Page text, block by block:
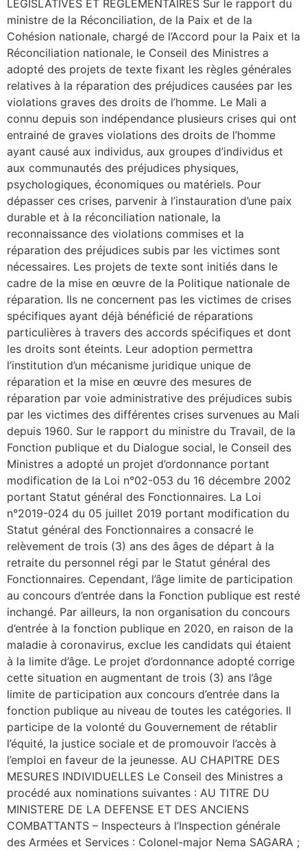
LEGISLATIVES ET REGLEMENTAIRES Sur le rapport du
ministre de la Réconciliation, de la Paix et de la
Cohésion nationale, chargé de l’Accord pour la Paix et la
Réconciliation nationale, le Conseil des Ministres a
adopté des projets de texte fixant les règles générales
relatives à la réparation des préjudices causées par les
violations graves des droits de l’homme. Le Mali a
connu depuis son indépendance plusieurs crises qui ont
entrainé de graves violations des droits de l’homme
ayant causé aux individus, aux groupes d’individus et
aux communautés des préjudices physiques,
psychologiques, économiques ou matériels. Pour
dépasser ces crises, parvenir à l’instauration d’une paix
durable et à la réconciliation nationale, la
reconnaissance des violations commises et la
réparation des préjudices subis par les victimes sont
nécessaires. Les projets de texte sont initiés dans le
cadre de la mise en œuvre de la Politique nationale de
réparation. Ils ne concernent pas les victimes de crises
spécifiques ayant déjà bénéficié de réparations
particulières à travers des accords spécifiques et dont
les droits sont éteints. Leur adoption permettra
l’institution d’un mécanisme juridique unique de
réparation et la mise en œuvre des mesures de
réparation par voie administrative des préjudices subis
par les victimes des différentes crises survenues au Mali
depuis 1960. Sur le rapport du ministre du Travail, de la
Fonction publique et du Dialogue social, le Conseil des
Ministres a adopté un projet d’ordonnance portant
modification de la Loi n°02-053 du 16 décembre 2002
portant Statut général des Fonctionnaires. La Loi
n°2019-024 du 05 juillet 2019 portant modification du
Statut général des Fonctionnaires a consacré le
relèvement de trois (3) ans des âges de départ à la
retraite du personnel régi par le Statut général des
Fonctionnaires. Cependant, l’âge limite de participation
au concours d’entrée dans la Fonction publique est resté
inchangé. Par ailleurs, la non organisation du concours
d’entrée à la fonction publique en 2020, en raison de la
maladie à coronavirus, exclue les candidats qui étaient
à la limite d’âge. Le projet d’ordonnance adopté corrige
cette situation en augmentant de trois (3) ans l’âge
limite de participation aux concours d’entrée dans la
fonction publique au niveau de toutes les catégories. Il
participe de la volonté du Gouvernement de rétablir
l’équité, la justice sociale et de promouvoir l’accès à
l’emploi en faveur de la jeunesse. AU CHAPITRE DES
MESURES INDIVIDUELLES Le Conseil des Ministres a
procédé aux nominations suivantes : AU TITRE DU
MINISTERE DE LA DEFENSE ET DES ANCIENS
COMBATTANTS – Inspecteurs à l’Inspection générale
des Armées et Services : Colonel-major Nema SAGARA ;